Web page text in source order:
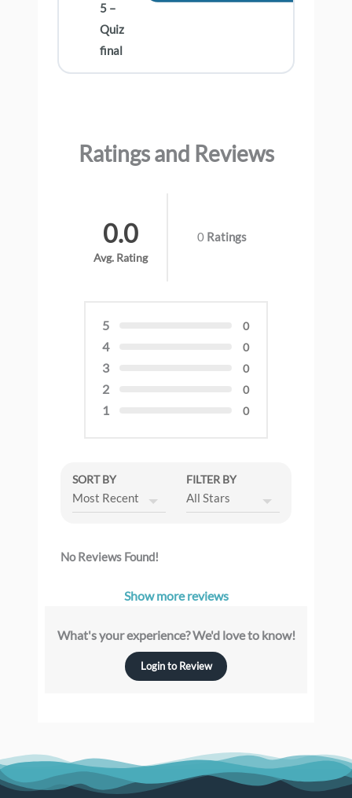
5 –
Quiz
final
Ratings and Reviews
0.0
Avg. Rating
0 Ratings
5 0
4 0
3 0
2 0
1 0
SORT BY FILTER BY
No Reviews Found!
Show more reviews
What's your experience? We'd love to know!
Login to Review